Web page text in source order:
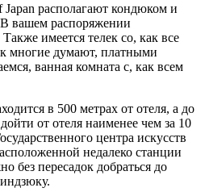
располагают кондюком и
вашем распоряжении
имеется телек со, как все
многие думают, платными
ванная комната с, как всем
в 500 метрах от отеля, а до
от отеля наименее чем за 10
центра искусств
недалеко станции
без пересадок добраться до